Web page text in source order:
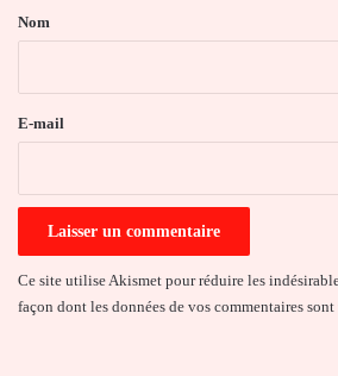
a
e
Nom
E-mail
Ce site utilise Akismet pour réduire les
façon dont les données de vos commentaires sont